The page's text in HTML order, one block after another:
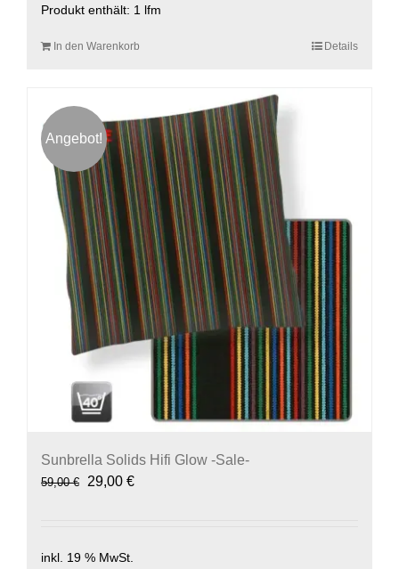
Produkt enthält: 1 lfm
In den Warenkorb Details
Angebot!
Sunbrella Solids Hifi Glow -Sale-
59,00€
Ursprünglicher
29,00 €Aktueller
inkl. 19 % MwSt.